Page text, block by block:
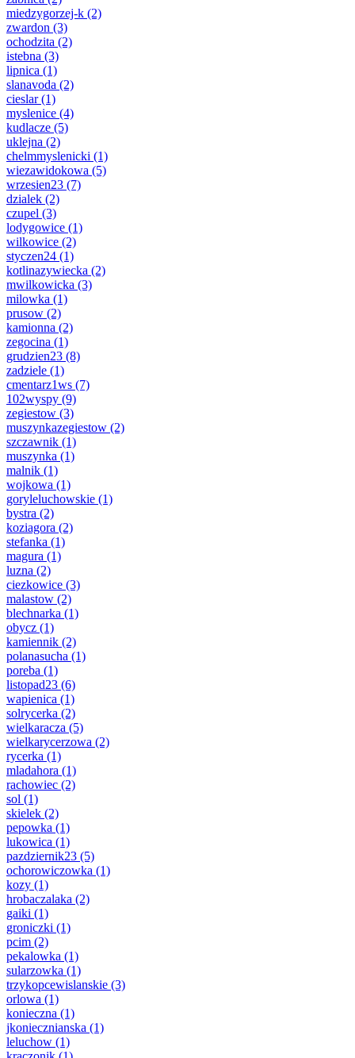
miedzygorzej-k (2)
zwardon (3)
ochodzita (2)
istebna (3)
lipnica (1)
slanavoda (2)
cieslar(1)
myslenice (4)
kudlacze (5)
uklejna (2)
chelmmyslenicki (1)
wiezawidokowa (5)
wrzesien23 (7)
dzialek (2)
czupel (3)
lodygowice (1)
wilkowice (2)
styczen24 (1)
kotlinazywiecka (2)
mwilkowicka (3)
milowka (1)
prusow (2)
kamionna (2)
zegocina (1)
grudzien23 (8)
zadziele (1)
cmentarz1ws (7)
102wyspy (9)
zegiestow (3)
muszynkazegiestow (2)
szczawnik (1)
muszynka (1)
malnik (1)
wojkowa (1)
goryleluchowskie (1)
bystra (2)
koziagora (2)
stefanka (1)
magura (1)
luzna (2)
ciezkowice (3)
malastow (2)
blechnarka (1)
obycz (1)
kamiennik (2)
polanasucha (1)
poreba (1)
listopad23 (6)
wapienica (1)
solrycerka (2)
wielkaracza (5)
wielkarycerzowa (2)
rycerka (1)
mladahora (1)
rachowiec (2)
sol (1)
skielek (2)
pepowka (1)
lukowica (1)
pazdziernik23 (5)
ochorowiczowka (1)
kozy (1)
hrobaczalaka (2)
gaiki (1)
groniczki (1)
pcim (2)
pekalowka (1)
sularzowka (1)
trzykopcewislanskie (3)
orlowa (1)
konieczna (1)
jkoniecznianska (1)
leluchow (1)